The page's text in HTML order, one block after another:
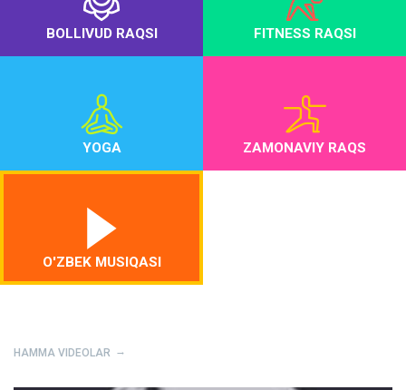
BOLLIVUD RAQSI FITNESS RAQSI
YOGA ZAMONAVIY RAQS
O'ZBEK MUSIQASI
HAMMA VIDEOLAR